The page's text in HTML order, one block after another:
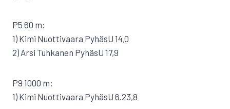
P5 60 m:
1) Kimi Nuottivaara PyhäsU 14,0
2) Arsi Tuhkanen PyhäsU 17,9
P9 1000 m:
1) Kimi Nuottivaara PyhäsU 6.23,8